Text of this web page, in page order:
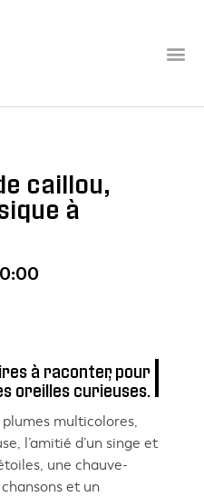
caillou,
à
à raconter, pour
oreilles curieuses.
multicolores,
l’amitié d’un singe et
une chauve-
et un